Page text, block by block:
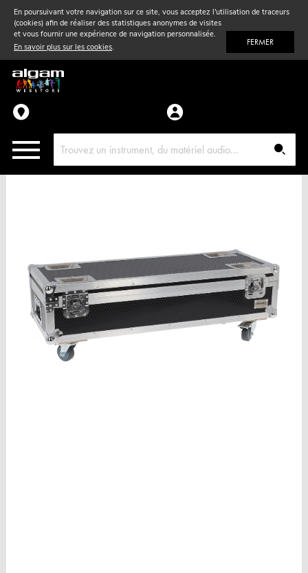
En poursuivant votre navigation sur ce site, vous acceptez l'utilisation de traceurs
(cookies) afin de réaliser des statistiques anonymes de visites
et vous fournir une expérience de navigation personnalisée.
En savoir plus sur les cookies. FERMER
Vent& Violon
Accessoires
Pièces détachées